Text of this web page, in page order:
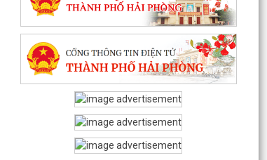
MẶT BẰNG DỰ ÁN KHU...
THÔNG BÁO Niêm yết công khai kết quả rà soát
các đối tượng thuộc hộ nghèo, hộ cận nghèo, hộ
thoát...
Phiếu khảo sát sự hài lòng của người dân đối với
hoạt động của chính quyền cấp xã và cán bộ,
Kế hoạch thực hiện Quy định số 19-QĐ/TW ngày